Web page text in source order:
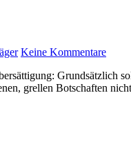
Keine Kommentare
Grundsätzlich
grellen Botschaften